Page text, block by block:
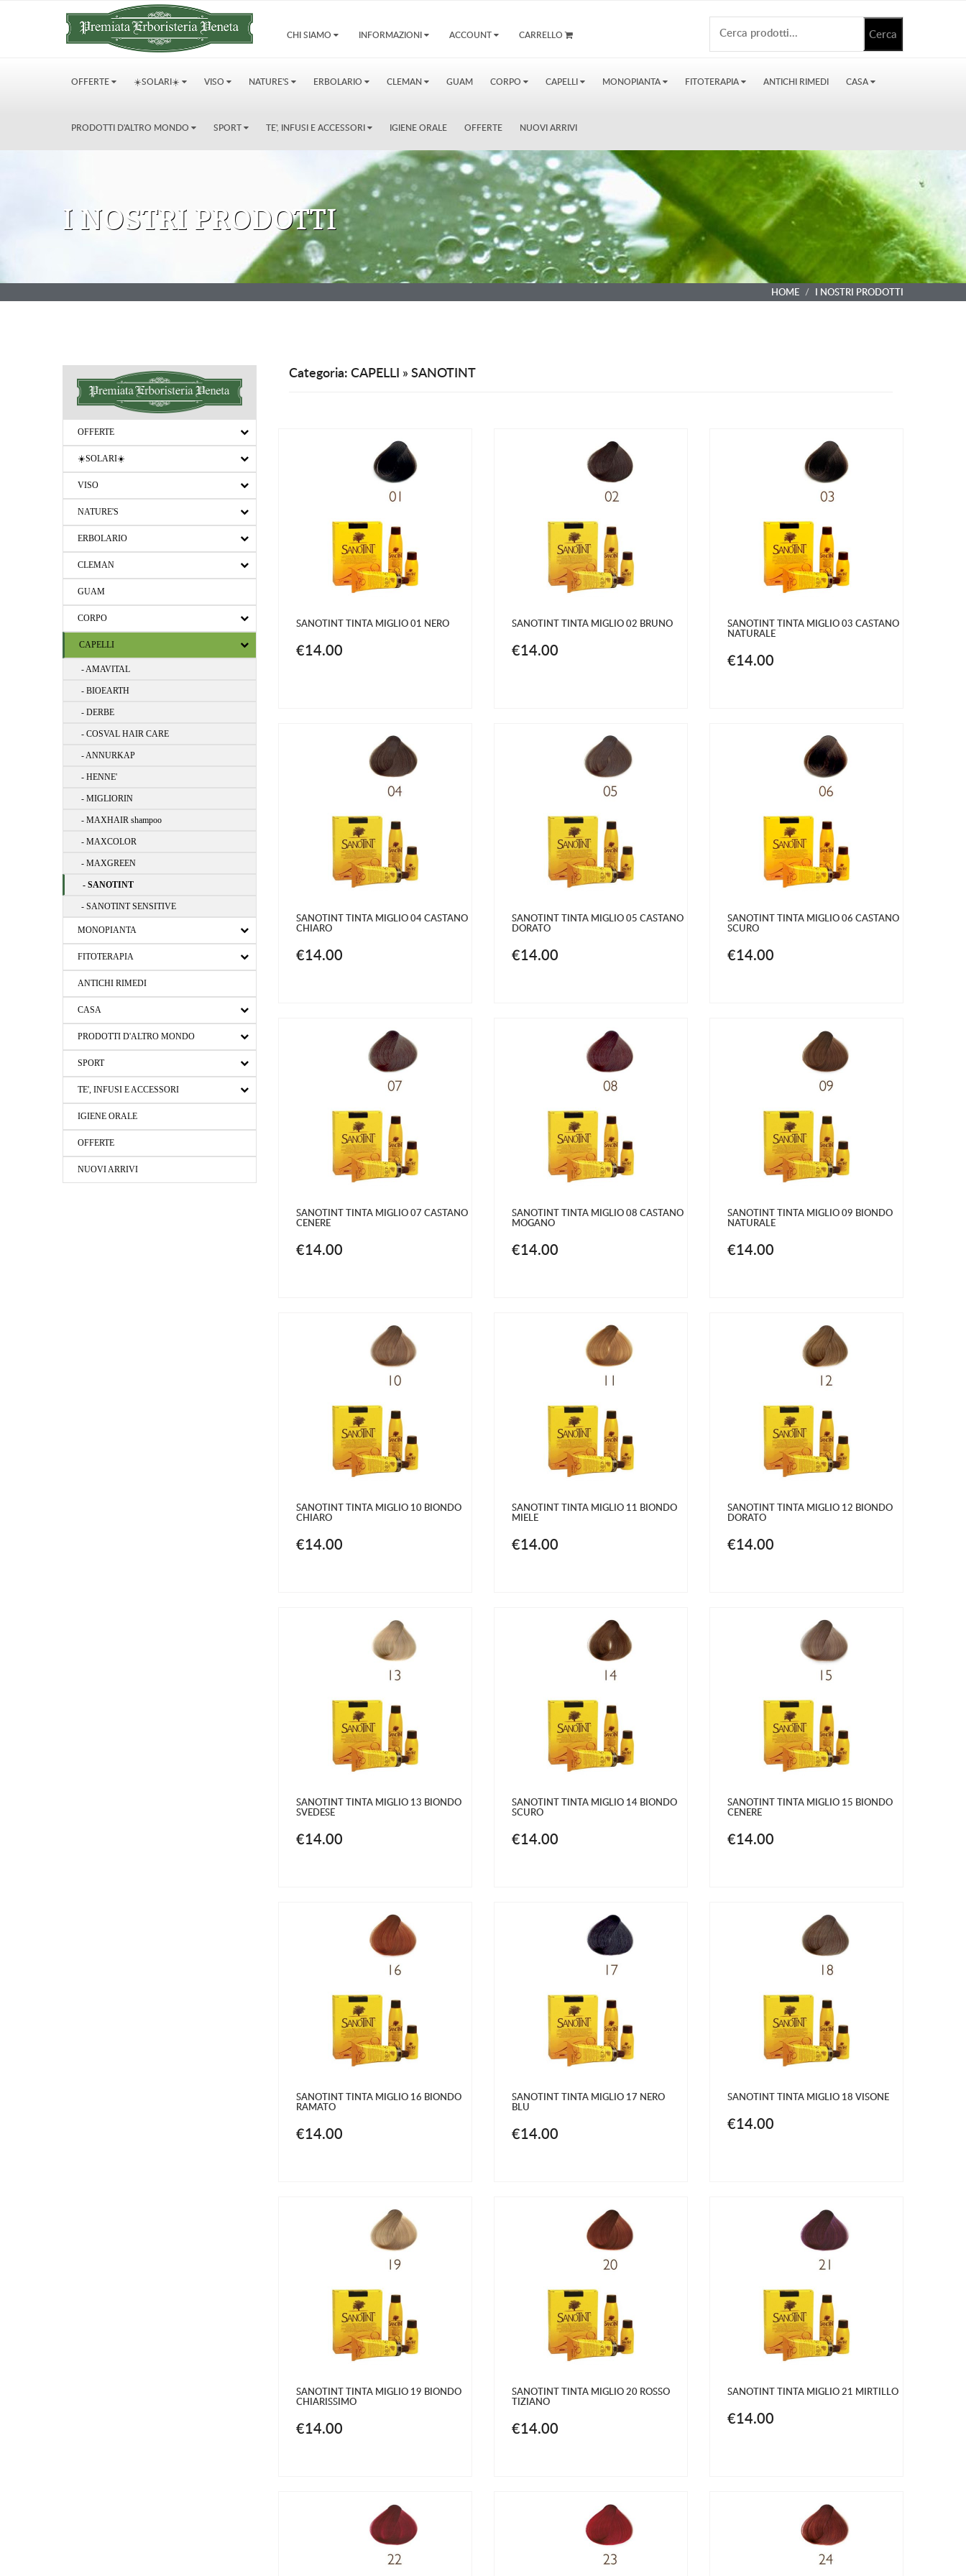
CHI SIAMO INFORMAZIONI ACCOUNT CARRELLO
OFFERTE ☀️SOLARI☀️ VISO NATURE'S ERBOLARIO CLEMAN GUAM CORPO CAPELLI MONOPIANTA FITOTERAPIA ANTICHI RIMEDI CASA
PRODOTTI D'ALTRO MONDO SPORT TE', INFUSI E ACCESSORI IGIENE ORALE OFFERTE NUOVI ARRIVI
I NOSTRI PRODOTTI
HOME I NOSTRI PRODOTTI
OFFERTE
☀️SOLARI☀️
VISO
NATURE'S
ERBOLARIO
CLEMAN
GUAM
CORPO
CAPELLI
- AMAVITAL
- BIOEARTH
- DERBE
- COSVAL HAIR CARE
- ANNURKAP
- HENNE'
- MIGLIORIN
- MAXHAIR shampoo
- MAXCOLOR
- MAXGREEN
- SANOTINT
- SANOTINT SENSITIVE
MONOPIANTA
FITOTERAPIA
ANTICHI RIMEDI
CASA
PRODOTTI D'ALTRO MONDO
SPORT
TE', INFUSI E ACCESSORI
IGIENE ORALE
OFFERTE
NUOVI ARRIVI
Categoria: CAPELLI » SANOTINT
SANOTINT TINTA MIGLIO 01 NERO
€14.00
SANOTINT TINTA MIGLIO 02 BRUNO
€14.00
SANOTINT TINTA MIGLIO 03 CASTANO
NATURALE
€14.00
SANOTINT TINTA MIGLIO 04 CASTANO
CHIARO
€14.00
SANOTINT TINTA MIGLIO 05 CASTANO
DORATO
€14.00
SANOTINT TINTA MIGLIO 06 CASTANO
SCURO
€14.00
SANOTINT TINTA MIGLIO 07 CASTANO
CENERE
€14.00
SANOTINT TINTA MIGLIO 08 CASTANO
MOGANO
€14.00
SANOTINT TINTA MIGLIO 09 BIONDO
NATURALE
€14.00
SANOTINT TINTA MIGLIO 10 BIONDO
CHIARO
€14.00
SANOTINT TINTA MIGLIO 11 BIONDO
MIELE
€14.00
SANOTINT TINTA MIGLIO 12 BIONDO
DORATO
€14.00
SANOTINT TINTA MIGLIO 13 BIONDO
SVEDESE
€14.00
SANOTINT TINTA MIGLIO 14 BIONDO
SCURO
€14.00
SANOTINT TINTA MIGLIO 15 BIONDO
CENERE
€14.00
SANOTINT TINTA MIGLIO 16 BIONDO
RAMATO
€14.00
SANOTINT TINTA MIGLIO 17 NERO
BLU
€14.00
SANOTINT TINTA MIGLIO 18 VISONE
€14.00
SANOTINT TINTA MIGLIO 19 BIONDO
CHIARISSIMO
€14.00
SANOTINT TINTA MIGLIO 20 ROSSO
TIZIANO
€14.00
SANOTINT TINTA MIGLIO 21 MIRTILLO
€14.00